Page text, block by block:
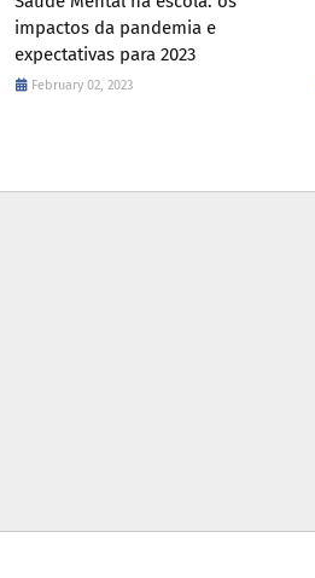
impactos da pandemia e
expectativas para 2023
February 02, 2023